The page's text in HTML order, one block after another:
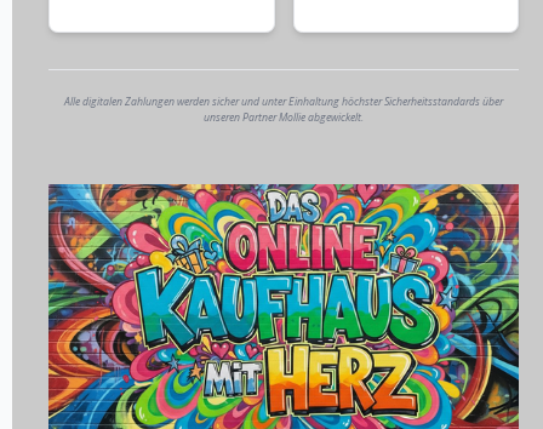
Alle digitalen Zahlungen werden sicher und unter Einhaltung höchster Sicherheitsstandards über
unseren Partner Mollie abgewickelt.